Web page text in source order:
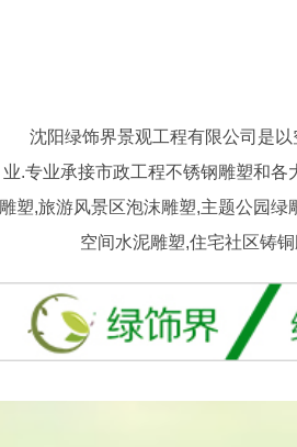
沈阳绿饰界景观工程有限公司是以
业.专业承接市政工程不锈钢雕塑和
雕塑,旅游风景区泡沫雕塑,主题公园
空间水泥雕塑,住宅社区铸